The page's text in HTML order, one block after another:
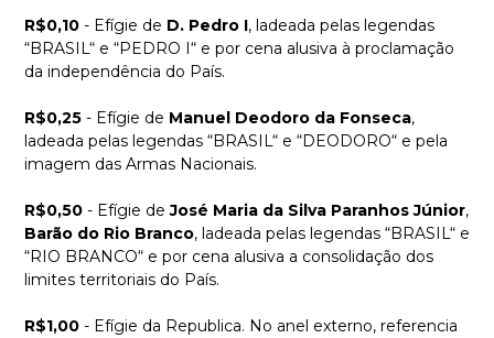
R$0,10 - Efígie de D. Pedro I, ladeada pelas legendas
“BRASIL“ e “PEDRO I“ e por cena alusiva à proclamação
da independência do País.
R$0,25 - Efígie de Manuel Deodoro da Fonseca,
ladeada pelas legendas “BRASIL“ e “DEODORO“ e pela
imagem das Armas Nacionais.
R$0,50 - Efígie deJosé Maria da Silva Paranhos Júnior,
Barão do Rio Branco, ladeada pelas legendas “BRASIL“ e
“RIO BRANCO“ e por cena alusiva a consolidação dos
limites territoriais do País.
R$1,00 - Efígie da Republica. No anel externo, referencia